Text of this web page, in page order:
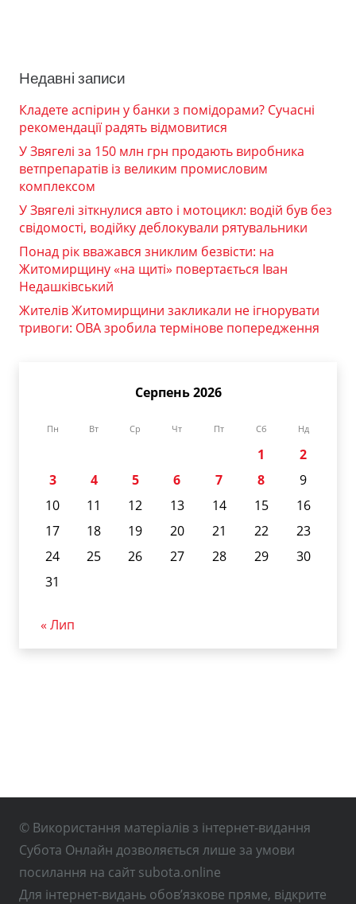
Недавні записи
Кладете аспірин у банки з помідорами? Сучасні
рекомендації радять відмовитися
У Звягелі за 150 млн грн продають виробника
ветпрепаратів із великим промисловим
комплексом
У Звягелі зіткнулися авто і мотоцикл: водій був без
свідомості, водійку деблокували рятувальники
Понад рік вважався зниклим безвісти: на
Житомирщину «на щиті» повертається Іван
Недашківський
Жителів Житомирщини закликали не ігнорувати
тривоги: ОВА зробила термінове попередження
Серпень 2026
Пн Вт Ср Чт Пт Сб Нд
1
2
3
4 5 6 7 8
9
10
11 12 13 14 15
16
17
18 19 20 21 22
23
24
25 26 27 28 29
30
31
« Лип
© Використання матеріалів з інтернет-видання
Субота Онлайн дозволяється лише за умови
посилання на сайт subota.online
Для інтернет-видань обов’язкове пряме, відкрите